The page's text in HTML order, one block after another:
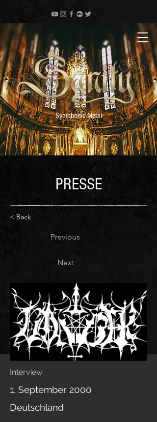
Symphonic Metal
PRESSE
< Back
Previous
Next
Interview
1. September 2000
Deutschland